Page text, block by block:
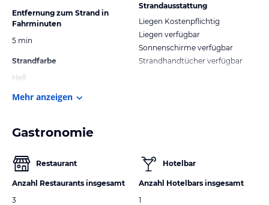
Entfernung zum Strand in
Fahrminuten
5 min
Strandfarbe
Hell
Strandausstattung
Liegen Kostenpflichtig
Liegen verfügbar
Sonnenschirme verfügbar
Strandhandtücher verfügbar
Mehr anzeigen
Gastronomie
Restaurant
Anzahl Restaurants insgesamt
3
Hotelbar
Anzahl Hotelbars insgesamt
1